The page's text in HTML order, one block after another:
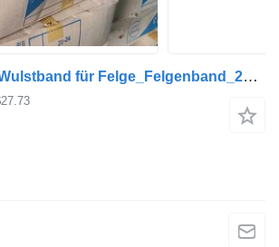
20-24_22/70-24_Wulstband für Felge_Felgenband_24 Zoll_Ahlmann_NE